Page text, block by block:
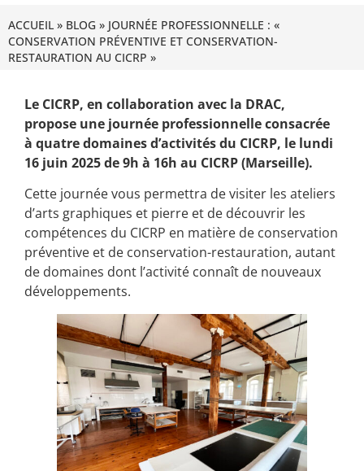
ACCUEIL » BLOG » JOURNÉE PROFESSIONNELLE : «
CONSERVATION PRÉVENTIVE ET CONSERVATION-
RESTAURATION AU CICRP »
Le CICRP, en collaboration avec la DRAC,
propose une journée professionnelle consacrée
à quatre domaines d’activités du CICRP, le lundi
16 juin 2025 de 9h à 16h au CICRP (Marseille).
Cette journée vous permettra de visiter les ateliers
d’arts graphiques et pierre et de découvrir les
compétences du CICRP en matière de conservation
préventive et de conservation-restauration, autant
de domaines dont l’activité connaît de nouveaux
développements.